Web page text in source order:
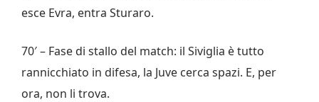
esce Evra, entra Sturaro.
70′ – Fase di stallo del match: il Siviglia è tutto
rannicchiato in difesa, la Juve cerca spazi. E, per
ora, non li trova.